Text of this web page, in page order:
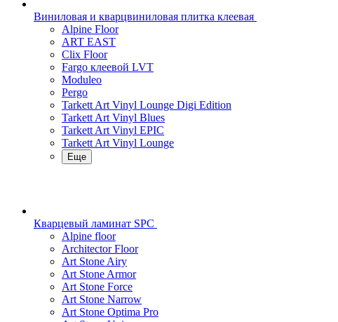
Виниловая и кварцвиниловая плитка клеевая
Alpine Floor
ART EAST
Clix Floor
Fargo клеевой LVT
Moduleo
Pergo
Tarkett Art Vinyl Lounge Digi Edition
Tarkett Art Vinyl Blues
Tarkett Art Vinyl EPIC
Tarkett Art Vinyl Lounge
Еще
Кварцевый ламинат SPC
Alpine floor
Architector Floor
Art Stone Airy
Art Stone Armor
Art Stone Force
Art Stone Narrow
Art Stone Optima Pro